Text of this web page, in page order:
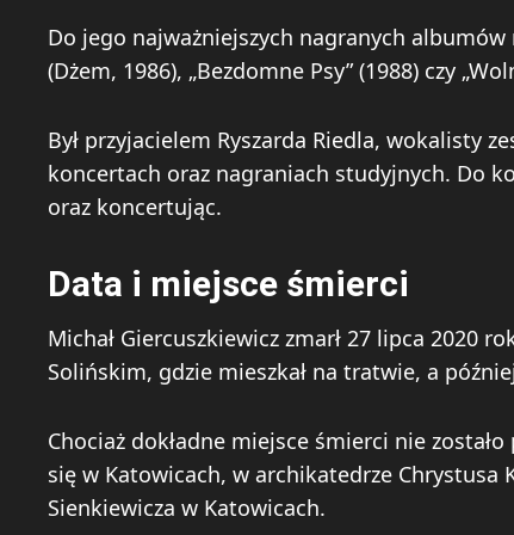
Do jego najważniejszych nagranych albumów
(Dżem, 1986), „Bezdomne Psy” (1988) czy
Był przyjacielem Ryszarda Riedla, wokalisty
koncertach oraz nagraniach studyjnych. Do
oraz koncertując.
Data i miejsce śmierci
Michał Giercuszkiewicz zmarł 27 lipca 2020
Solińskim, gdzie mieszkał na tratwie, a
Chociaż dokładne miejsce śmierci nie
się w Katowicach, w archikatedrze Chrystusa
Sienkiewicza w Katowicach.